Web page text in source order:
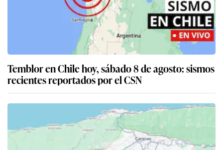
Temblor en Chile hoy, sábado 8 de agosto: sismos
recientes reportados por el CSN